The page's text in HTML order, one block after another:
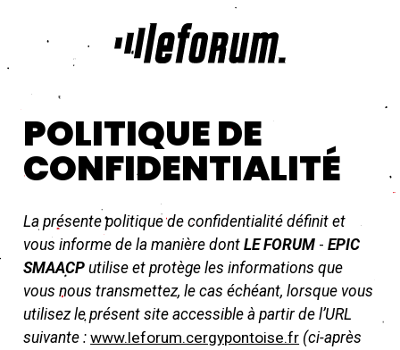
POLITIQUE DE
CONFIDENTIALITÉ
La présente politique de confidentialité définit et
vous informe de la manière dontLE FORUM -EPIC
SMAACPutilise et protège les informations que
vous nous transmettez, le cas échéant, lorsque vous
utilisez le présent site accessible à partir de l’URL
suivante :www.leforum.cergypontoise.fr (ci-après